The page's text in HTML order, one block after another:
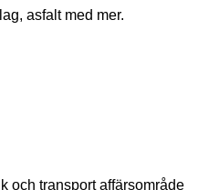
asfalt med mer.